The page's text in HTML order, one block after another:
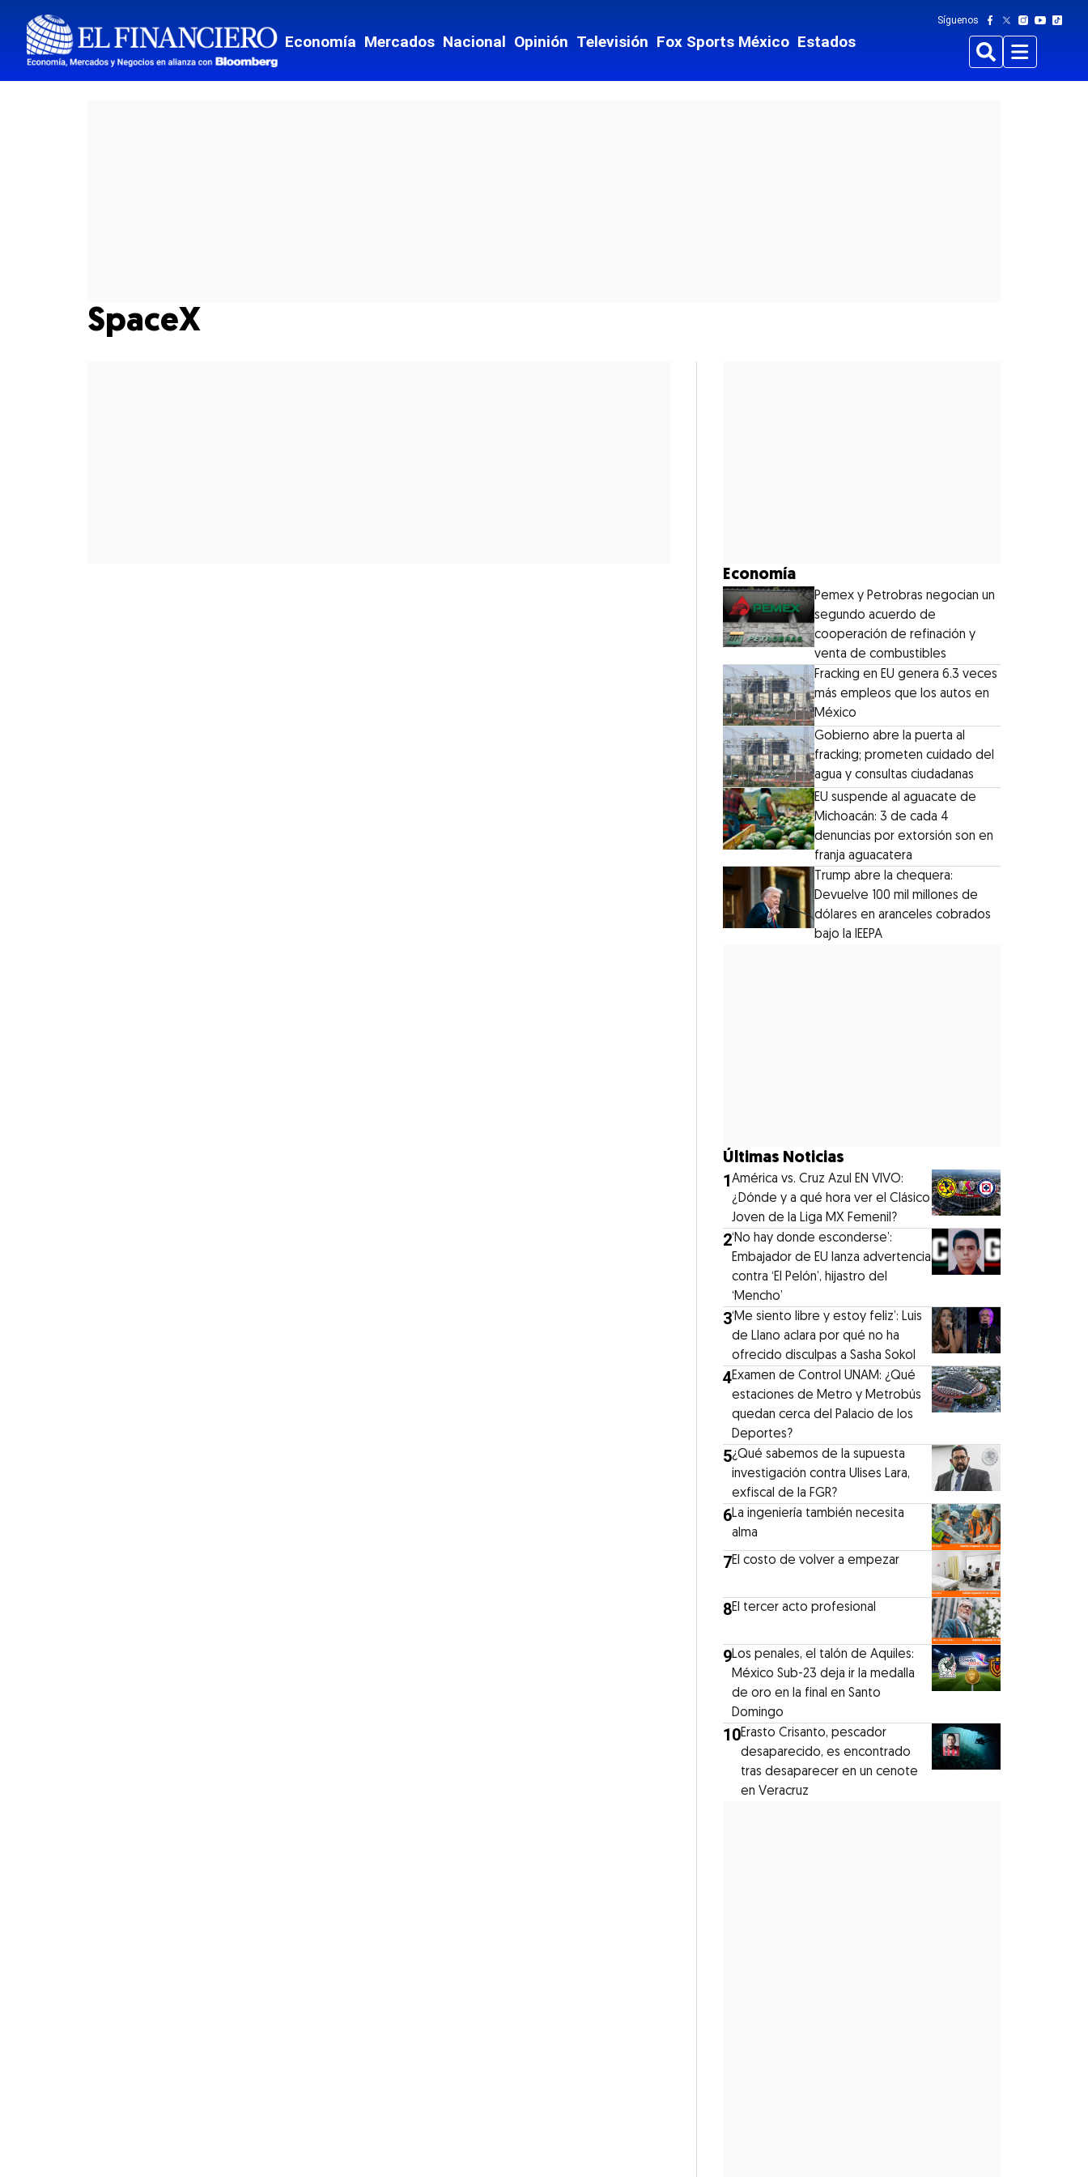
Economía Mercados Nacional Opinión Televisión Fox Sports México Estados
Síguenos
BuscarMenu
SpaceX
Economía
Pemex y Petrobras negocian un
segundo acuerdo de
cooperación de refinación y
venta de combustibles
Fracking en EU genera 6.3 veces
más empleos que los autos en
México
Gobierno abre la puerta al
fracking; prometen cuidado del
agua y consultas ciudadanas
EU suspende al aguacate de
Michoacán: 3 de cada 4
denuncias por extorsión son en
franja aguacatera
Trump abre la chequera:
Devuelve 100 mil millones de
dólares en aranceles cobrados
bajo la IEEPA
Últimas Noticias
1América vs. Cruz Azul EN VIVO:
¿Dónde y a qué hora ver el Clásico
Joven de la Liga MX Femenil?
2‘No hay donde esconderse’:
Embajador de EU lanza advertencia
contra ‘El Pelón’, hijastro del
‘Mencho’
3‘Me siento libre y estoy feliz’: Luis
de Llano aclara por qué no ha
ofrecido disculpas a Sasha Sokol
4Examen de Control UNAM: ¿Qué
estaciones de Metro y Metrobús
quedan cerca del Palacio de los
Deportes?
5¿Qué sabemos de la supuesta
investigación contra Ulises Lara,
exfiscal de la FGR?
6La ingeniería también necesita
alma
7El costo de volver a empezar
8El tercer acto profesional
9Los penales, el talón de Aquiles:
México Sub-23 deja ir la medalla
de oro en la final en Santo
Domingo
10Erasto Crisanto, pescador
desaparecido, es encontrado
tras desaparecer en un cenote
en Veracruz